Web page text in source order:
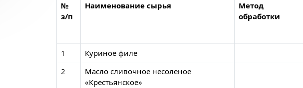
№
з/п
Наименование сырья
Метод
обработки
1
Куриное филе
2
Масло сливочное несоленое
«Крестьянское»